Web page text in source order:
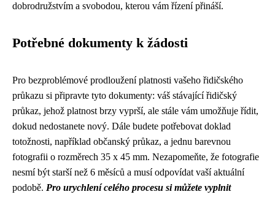
dobrodružstvím a svobodou, kterou vám řízení přináší.
Potřebné dokumenty k žádosti
Pro bezproblémové prodloužení platnosti vašeho řidičského
průkazu si připravte tyto dokumenty: váš stávající řidičský
průkaz, jehož platnost brzy vyprší, ale stále vám umožňuje řídit,
dokud nedostanete nový. Dále budete potřebovat doklad
totožnosti, například občanský průkaz, a jednu barevnou
fotografii o rozměrech 35 x 45 mm. Nezapomeňte, že fotografie
nesmí být starší než 6 měsíců a musí odpovídat vaší aktuální
podobě. Pro urychlení celého procesu si můžete vyplnit